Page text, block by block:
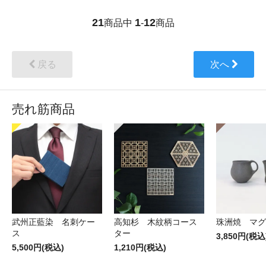
21商品中 1-12商品
戻る 次へ
売れ筋商品
武州正藍染 名刺ケー
ス
5,500円(税込)
高知杉 木紋柄コース
ター
1,210円(税込)
珠洲焼 マグ
3,850円(税